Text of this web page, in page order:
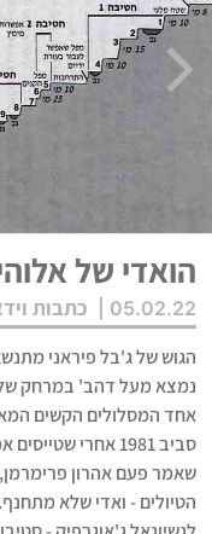
הואדי של
05.02.22 | כתבות
אחד המסלולים הקשים
סביב 1981 אחרי
שאמר פעם אהרון